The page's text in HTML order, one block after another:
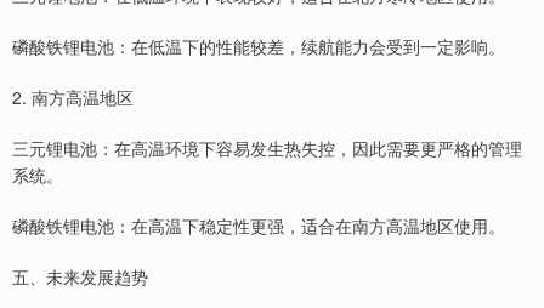
磷酸铁锂电池：在低温下的性能较差，续航能力会受到一定影响。
2. 南方高温地区
三元锂电池：在高温环境下容易发生热失控，因此需要更严格的管理
系统。
磷酸铁锂电池：在高温下稳定性更强，适合在南方高温地区使用。
五、未来发展趋势